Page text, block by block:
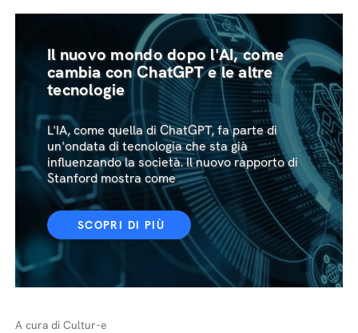
Il nuovo mondo dopo l'AI, come
cambia con ChatGPT e le altre
tecnologie
L'IA, come quella di ChatGPT, fa parte di
un'ondata di tecnologia che sta già
influenzando la società. Il nuovo rapporto di
Stanford mostra come
SCOPRI DI PIÙ
A cura di Cultur-e